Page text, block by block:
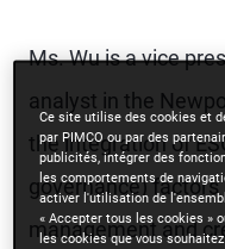
Ms. Wu is a vice
analyst in the
the integration of
governance)
management and
Ce site utilise des cookies et
par PIMCO ou par des
publicités, intégrer des
les comportements de
activer l'utilisation de
« Accepter tous les cookies »
les cookies que vous